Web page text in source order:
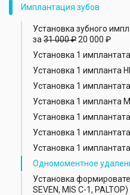
Имплантация зубов
Установка зубного
за 31 000 ₽20 000 ₽
Установка 1
Установка 1 импланта
Установка 1
Установка 1 импланта
Установка 1
Установка 1
Установка 1
Одномоментное
Установка
SEVEN, MIS C-1, PALTOP)